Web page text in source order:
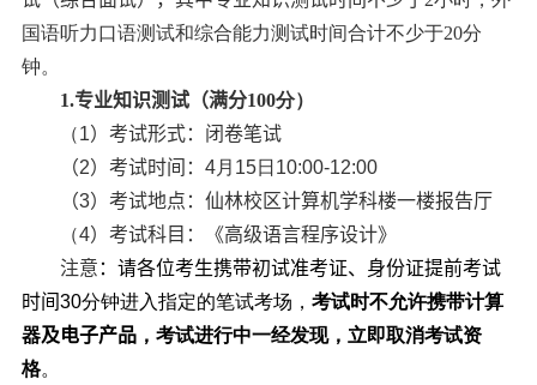
国语听力口语测试和综合能力测试时间合计不少于20分
钟。
1.专业知识测试（满分100分）
（1） 考试形式：闭卷笔试
（2） 考试时间： 4月 15日 10:00-12:00
（3） 考试地点： 仙林校区计算机学科楼一楼报告厅
（4）考试科目： 《高级语言程序设计》
注意 ：请各位考生携带初试准考证、身份证提前考试
时间30分钟进入指定的笔试考场， 考试时不允许携带计算
器及电子产品，考试进行中一经发现，立即取消考试资
格。